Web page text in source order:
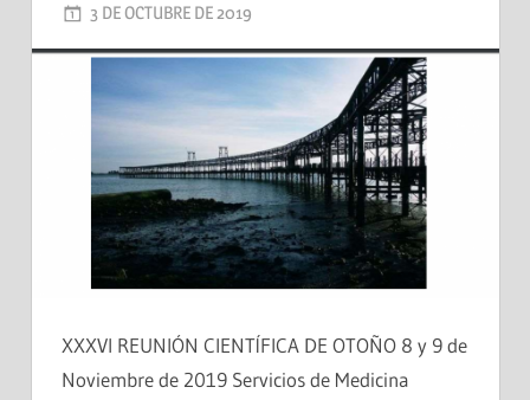
3 DE OCTUBRE DE 2019
XXXVI REUNIÓN CIENTÍFICA DE OTOÑO 8 y 9 de
Noviembre de 2019 Servicios de Medicina